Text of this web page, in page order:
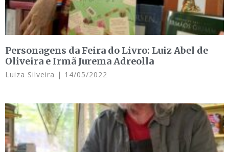
Personagens da Feira do Livro: Luiz Abel de
Oliveira e Irmã Jurema Adreolla
Luiza Silveira 14/05/2022